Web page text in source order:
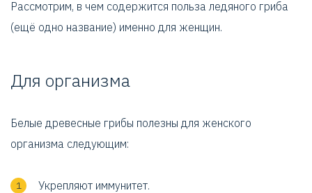
Рассмотрим, в чем содержится польза ледяного гриба
(ещё одно название) именно для женщин.
Для организма
Белые древесные грибы полезны для женского
организма следующим:
Укрепляют иммунитет.